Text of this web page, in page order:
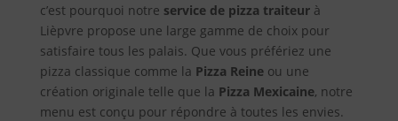
c’est pourquoi notre service de pizza traiteurà
Lièpvre propose une large gamme de choix pour
satisfaire tous les palais. Que vous préfériez une
pizza classique comme la Pizza Reineou une
création originale telle que la Pizza Mexicaine, notre
menu est conçu pour répondre à toutes les envies.